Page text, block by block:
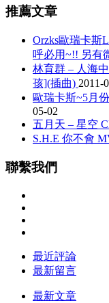
推薦文章
Orzks歐瑞卡斯
呼必用~!! 另有
林育群 – 人海
孩](插曲) 2011-
歐瑞卡斯~5月
05-02
五月天 – 星空
S.H.E 你不會
聯繫我們
最近評論
最新留言
最新文章